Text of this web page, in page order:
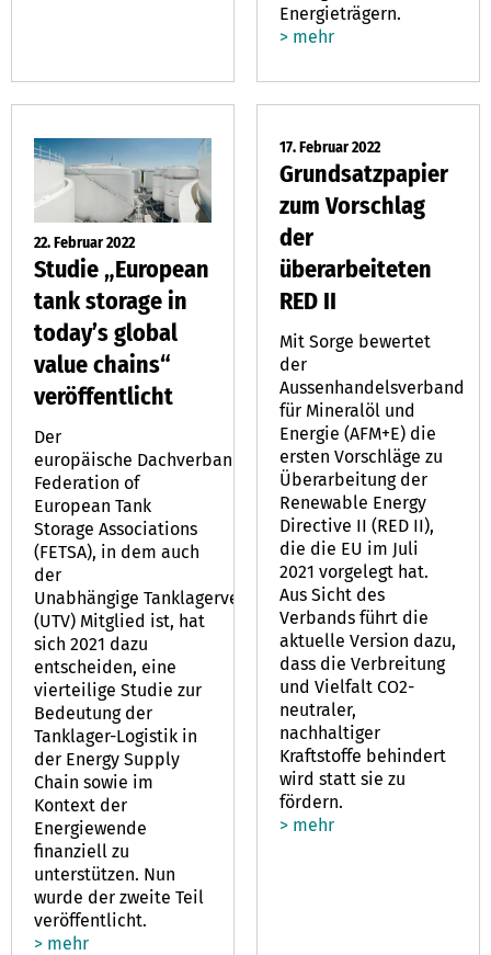
Energieträgern.
> mehr
22. Februar 2022
Studie „European
tank storage in
today’s global
value chains“
veröffentlicht
Der
europäische Dachverband
Federation of
European Tank
Storage Associations
(FETSA), in dem auch
der
Unabhängige Tanklagerverband
(UTV) Mitglied ist, hat
sich 2021 dazu
entscheiden, eine
vierteilige Studie zur
Bedeutung der
Tanklager-Logistik in
der Energy Supply
Chain sowie im
Kontext der
Energiewende
finanziell zu
unterstützen. Nun
wurde der zweite Teil
veröffentlicht.
> mehr
17. Februar 2022
Grundsatzpapier
zum Vorschlag
der
überarbeiteten
RED II
Mit Sorge bewertet
der
Aussenhandelsverband
für Mineralöl und
Energie (AFM+E) die
ersten Vorschläge zu
Überarbeitung der
Renewable Energy
Directive II (RED II),
die die EU im Juli
2021 vorgelegt hat.
Aus Sicht des
Verbands führt die
aktuelle Version dazu,
dass die Verbreitung
und Vielfalt CO2-
neutraler,
nachhaltiger
Kraftstoffe behindert
wird statt sie zu
fördern.
> mehr